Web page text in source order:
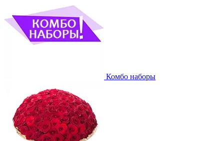
Комбо наборы